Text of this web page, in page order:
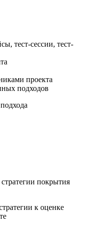
тест-сессии, тест-
проекта
подходов
покрытия
к оценке